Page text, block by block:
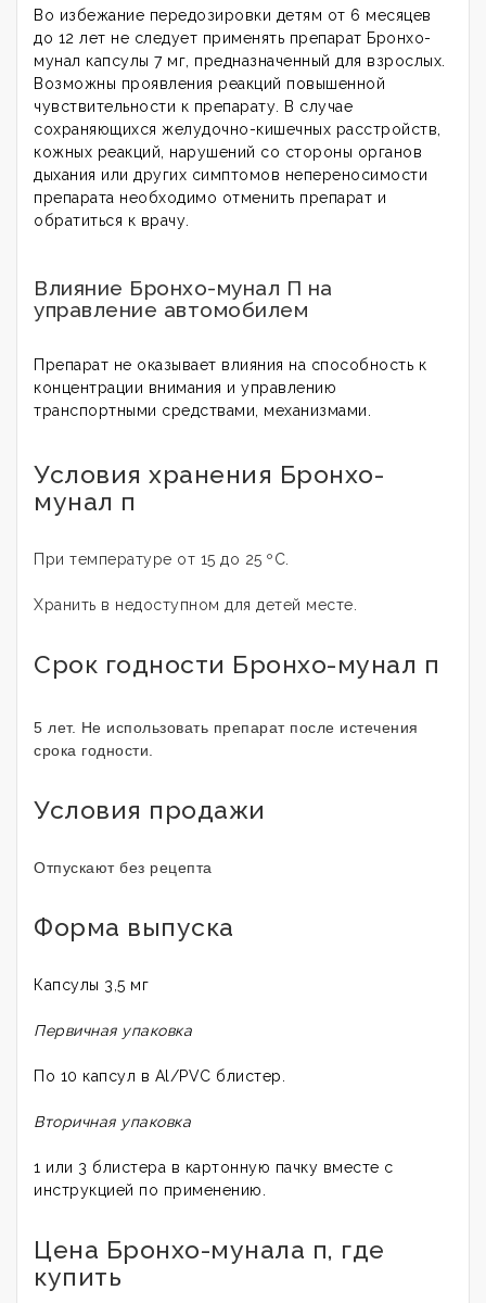
Во избежание передозировки детям от 6 месяцев
до 12 лет не следует применять препарат Бронхо-
мунал капсулы 7 мг, предназначенный для взрослых.
Возможны проявления реакций повышенной
чувствительности к препарату. В случае
сохраняющихся желудочно-кишечных расстройств,
кожных реакций, нарушений со стороны органов
дыхания или других симптомов непереносимости
препарата необходимо отменить препарат и
обратиться к врачу.
Влияние Бронхо-мунал П на
управление автомобилем
Препарат не оказывает влияния на способность к
концентрации внимания и управлению
транспортными средствами, механизмами.
Условия хранения Бронхо-
мунал п
При температуре от 15 до 25 ºС.
Хранить в недоступном для детей месте.
Срок годности Бронхо-мунал п
5 лет. Не использовать препарат после истечения
срока годности.
Условия продажи
Отпускают без рецепта
Форма выпуска
Капсулы 3,5 мг
Первичная упаковка
По 10 капсул в Al/PVC блистер.
Вторичная упаковка
1 или 3 блистера в картонную пачку вместе с
инструкцией по применению.
Цена Бронхо-мунала п, где
купить